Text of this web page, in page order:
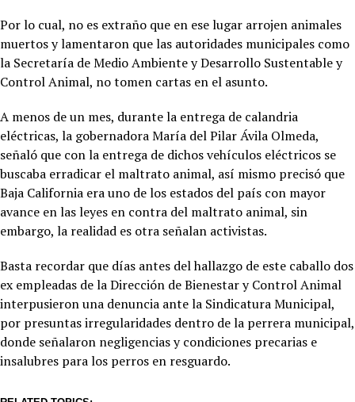
Por lo cual, no es extraño que en ese lugar arrojen animales
muertos y lamentaron que las autoridades municipales como
la Secretaría de Medio Ambiente y Desarrollo Sustentable y
Control Animal, no tomen cartas en el asunto.
A menos de un mes, durante la entrega de calandria
eléctricas, la gobernadora María del Pilar Ávila Olmeda,
señaló que con la entrega de dichos vehículos eléctricos se
buscaba erradicar el maltrato animal, así mismo precisó que
Baja California era uno de los estados del país con mayor
avance en las leyes en contra del maltrato animal, sin
embargo, la realidad es otra señalan activistas.
Basta recordar que días antes del hallazgo de este caballo dos
ex empleadas de la Dirección de Bienestar y Control Animal
interpusieron una denuncia ante la Sindicatura Municipal,
por presuntas irregularidades dentro de la perrera municipal,
donde señalaron negligencias y condiciones precarias e
insalubres para los perros en resguardo.